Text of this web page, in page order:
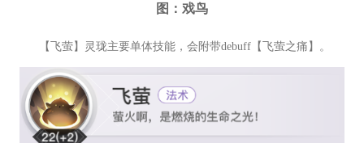
图：戏鸟
【飞萤】灵珑主要单体技能，会附带debuff【飞萤之痛】。